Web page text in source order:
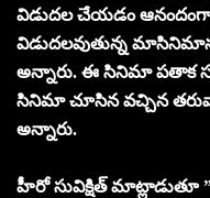
విడుదల చేయడం
విడుదలవుతున్న
అన్నారు. ఈ సినిమా పతాక
సినిమా చూసిన వచ్చిన
అన్నారు.
హీరో సువిక్షిత్‌ మాట్లాడుతూ